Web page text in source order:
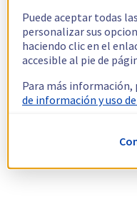
Puede aceptar todas
personalizar sus
haciendo clic en el
accesible al pie de
Para más
de información y uso